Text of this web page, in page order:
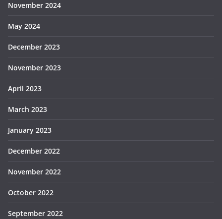
November 2024
May 2024
December 2023
November 2023
April 2023
March 2023
January 2023
December 2022
November 2022
October 2022
September 2022